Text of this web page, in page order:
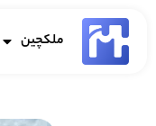
ملکچین